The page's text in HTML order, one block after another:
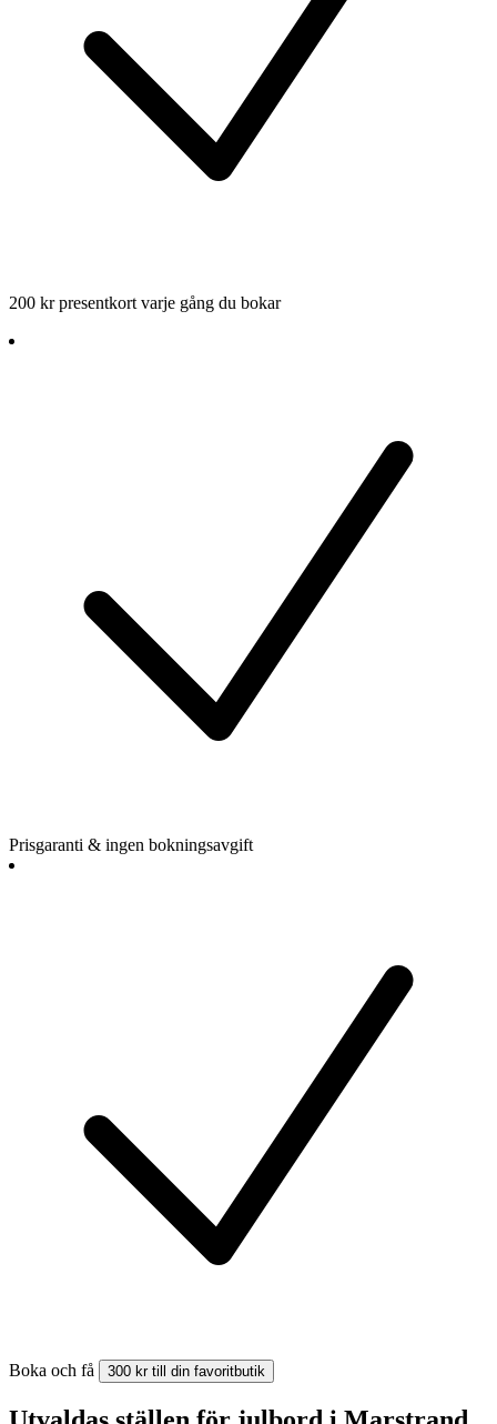
200 kr presentkort varje gång du bokar
Prisgaranti & ingen bokningsavgift
Boka och få 300 kr till din favoritbutik